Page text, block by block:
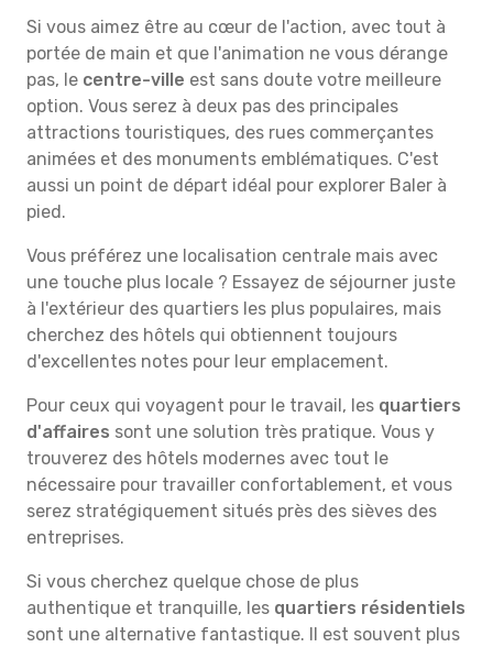
Si vous aimez être au cœur de l'action, avec tout à
portée de main et que l'animation ne vous dérange
pas, le centre-ville est sans doute votre meilleure
option. Vous serez à deux pas des principales
attractions touristiques, des rues commerçantes
animées et des monuments emblématiques. C'est
aussi un point de départ idéal pour explorer Baler à
pied.
Vous préférez une localisation centrale mais avec
une touche plus locale ? Essayez de séjourner juste
à l'extérieur des quartiers les plus populaires, mais
cherchez des hôtels qui obtiennent toujours
d'excellentes notes pour leur emplacement.
Pour ceux qui voyagent pour le travail, les quartiers
d'affaires sont une solution très pratique. Vous y
trouverez des hôtels modernes avec tout le
nécessaire pour travailler confortablement, et vous
serez stratégiquement situés près des sièves des
entreprises.
Si vous cherchez quelque chose de plus
authentique et tranquille, les quartiers résidentiels
sont une alternative fantastique. Il est souvent plus